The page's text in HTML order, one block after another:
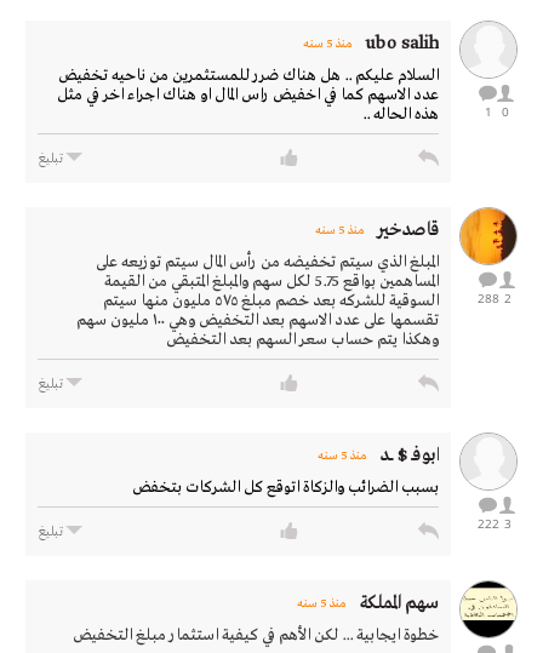
0
1
ubo salih منذ 5 سنه
السلام عليكم .. هل هناك ضرر للمستثمرين من ناحيه تخفيض
عدد الاسهم كما في اخفيض راس المال او هناك اجراء اخر في مثل
هذه الحاله ..
تبليغ
2
288
قاصدخير منذ 5 سنه
المبلغ الذي سيتم تخفيضه من رأس المال سيتم توزيعه على
المساهمين بواقع 5.75 لكل سهم والمبلغ المتبقي من القيمة
السوقية للشركه بعد خصم مبلغ ٥٧٥ مليون منها سيتم
تقسمها على عدد الاسهم بعد التخفيض وهي ١٠٠ مليون سهم
وهكذا يتم حساب سعر السهم بعد التخفيض
تبليغ
3
222
ابوفـ $ ـــد منذ 5 سنه
بسبب الضرائب والزكاة اتوقع كل الشركات بتخفض
تبليغ
سهم المملكة منذ 5 سنه
خطوة ايجابية ... لكن الأهم في كيفية استثمار مبلغ التخفيض